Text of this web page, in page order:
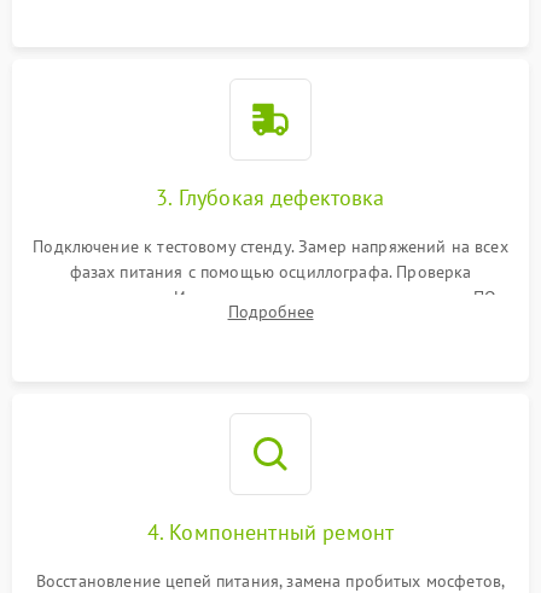
3. Глубокая дефектовка
Подключение к тестовому стенду. Замер напряжений на всех
фазах питания с помощью осциллографа. Проверка
инициализации. Использование специализированного ПО
MATS
Подробнее
4. Компонентный ремонт
Восстановление цепей питания, замена пробитых мосфетов,